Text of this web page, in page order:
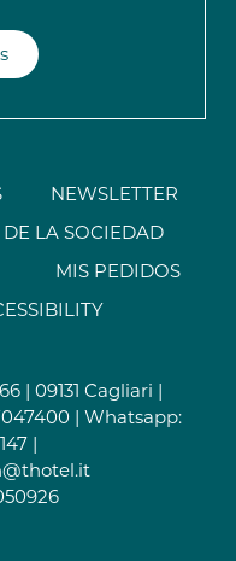
NEWSLETTER
DE LA SOCIEDAD
MIS PEDIDOS
| 09131 Cagliari |
| Whatsapp:
|